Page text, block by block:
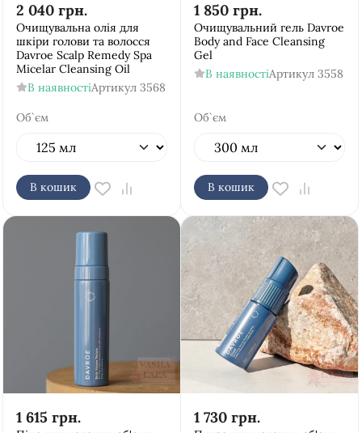
2 040 грн.
Очищувальна олія для
шкіри голови та волосся
Davroe Scalp Remedy Spa
Micelar Cleansing Oil
В наявностіАртикул 3568
Об`єм
В кошик
1 850 грн.
Очищувальний гель Davroe
Body and Face Cleansing
Gel
В наявностіАртикул 3558
Об`єм
В кошик
1 615 грн. 1 730 грн.